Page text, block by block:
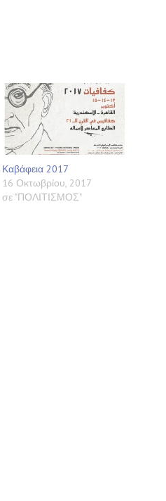
Καβάφεια 2017
16 Οκτωβρίου, 2017
σε "ΠΟΛΙΤΙΣΜΟΣ"